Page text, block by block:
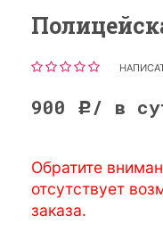
900 Р / в
Обратите
отсутствует
заказа.